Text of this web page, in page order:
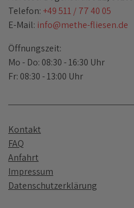
Telefon: +49 511 / 77 40 05
E-Mail: info@methe-fliesen.de
Öffnungszeit:
Mo - Do: 08:30 - 16:30 Uhr
Fr: 08:30 - 13:00 Uhr
Kontakt
FAQ
Anfahrt
Impressum
Datenschutzerklärung